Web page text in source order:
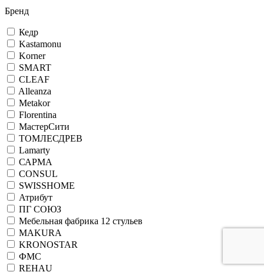
Бренд
Кедр
Kastamonu
Korner
SMART
CLEAF
Alleanza
Metakor
Florentina
МастерСити
ТОМЛЕСДРЕВ
Lamarty
САРМА
CONSUL
SWISSHOME
Атрибут
ПГ СОЮЗ
Мебельная фабрика 12 стульев
MAKURA
KRONOSTAR
ФМС
REHAU